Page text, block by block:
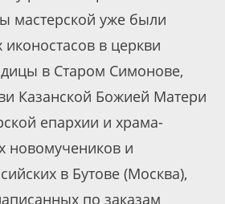
мастерской уже были
в церкви
в Старом Симонове,
Казанской Божией Матери
епархии и храма-
новомучеников и
в Бутове (Москва),
по заказам